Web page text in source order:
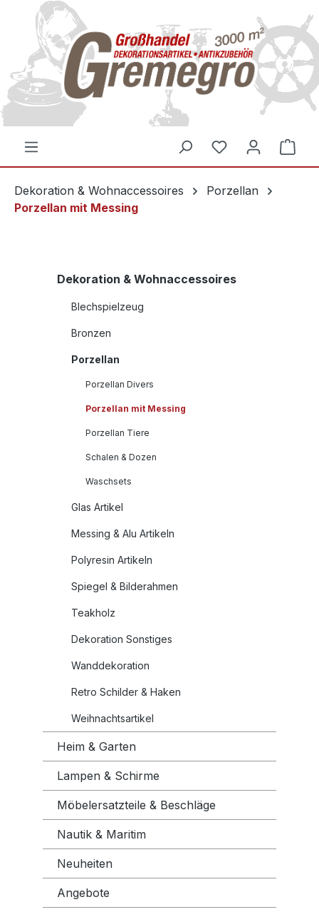
springen
Dekoration & Wohnaccessoires
Porzellan
Porzellan mit Messing
Dekoration & Wohnaccessoires
Blechspielzeug
Bronzen
Porzellan
Porzellan Divers
Porzellan mit Messing
Porzellan Tiere
Schalen & Dozen
Waschsets
Glas Artikel
Messing & Alu Artikeln
Polyresin Artikeln
Spiegel & Bilderahmen
Teakholz
Dekoration Sonstiges
Wanddekoration
Retro Schilder & Haken
Weihnachtsartikel
Heim & Garten
Lampen & Schirme
Möbelersatzteile & Beschläge
Nautik & Maritim
Neuheiten
Angebote